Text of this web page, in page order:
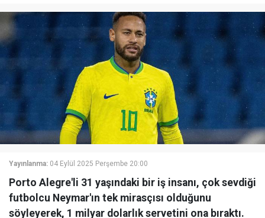
Yayınlanma: 04 Eylül 2025 Perşembe 20:00
Porto Alegre'li 31 yaşındaki bir iş insanı, çok sevdiği
futbolcu Neymar'ın tek mirasçısı olduğunu
söyleyerek, 1 milyar dolarlık servetini ona bıraktı.